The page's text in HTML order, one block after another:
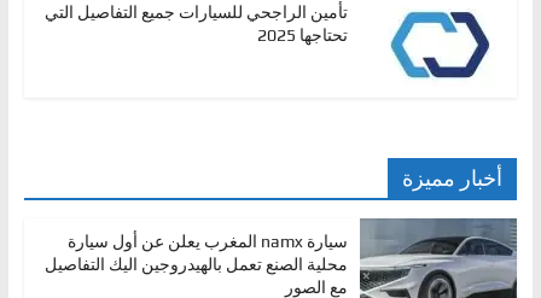
تأمين الراجحي للسيارات جميع التفاصيل التي
تحتاجها 2025
أخبار مميزة
سيارة namx المغرب يعلن عن أول سيارة
محلية الصنع تعمل بالهيدروجين اليك التفاصيل
مع الصور